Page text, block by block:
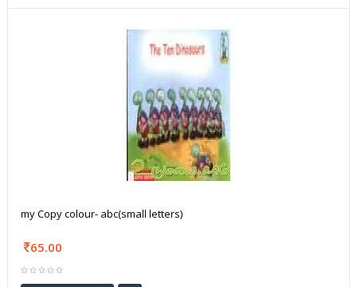
my Copy colour- abc(small letters)
65.00